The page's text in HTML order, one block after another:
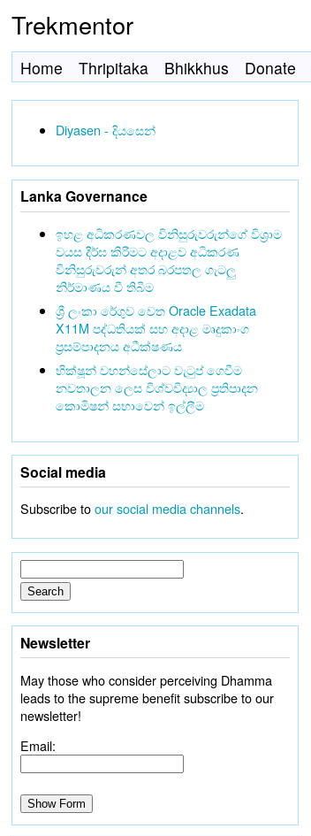
Trekmentor
Home Thripitaka Bhikkhus Donate
Diyasen - දියසෙන්
Lanka Governance
ඉහළ අධිකරණවල විනිසුරුවරුන්ගේ විශ්‍රාම
වයස දීර්ඝ කිරීමට අදාළව අධිකරණ
විනිසුරුවරුන් අතර බරපතල ගැටලු
නිර්මාණය වී තිබීම
ශ්‍රී ලංකා රේගුව වෙත Oracle Exadata
X11M පද්ධතියක් සහ අදාළ මෘදුකාංග
ප්‍රසම්පාදනය අධීක්ෂණය
භික්ෂූන් වහන්සේලාට වැටුප් ගෙවීම
නවතාලන ලෙස විශ්වවිද්‍යාල ප්‍රතිපාදන
කොමිෂන් සභාවෙන් ඉල්ලීම
Social media
Subscribe toour social media channels.
Newsletter
May those who consider perceiving Dhamma
leads to the supreme benefit subscribe to our
newsletter!
Email: